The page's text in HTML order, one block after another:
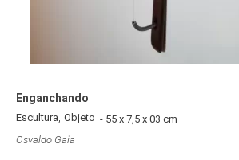
Enganchando
Escultura, Objeto - 55 x 7,5 x 03 cm
Osvaldo Gaia